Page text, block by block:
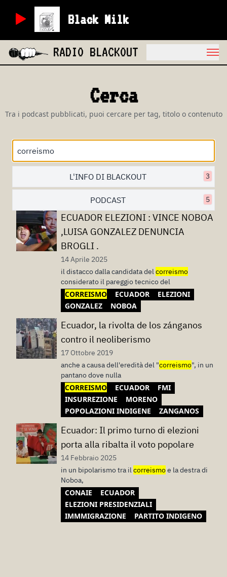
Black Milk
RADIO BLACKOUT
Cerca
Tra i podcast pubblicati, puoi cercare per tag, titolo o contenuto
L'INFO DI BLACKOUT 3
PODCAST 5
ECUADOR ELEZIONI : VINCE NOBOA
,LUISA GONZALEZ DENUNCIA
BROGLI .
14 Aprile 2025
il distacco dalla candidata delcorreismo
considerato il pareggio tecnico del
CORREISMO ECUADOR
ELEZIONI
GONZALEZ
NOBOA
Ecuador, la rivolta de los zánganos
contro il neoliberismo
17 Ottobre 2019
anche a causa dell'eredità del "correismo", in un
pantano dove nulla
CORREISMO ECUADOR
FMI
INSURREZIONE
MORENO
POPOLAZIONI INDIGENE
ZANGANOS
Ecuador: Il primo turno di elezioni
porta alla ribalta il voto popolare
14 Febbraio 2025
in un bipolarismo tra ilcorreismoe la destra di
Noboa,
CONAIE
ECUADOR
ELEZIONI PRESIDENZIALI
IMMMIGRAZIONE
PARTITO INDIGENO